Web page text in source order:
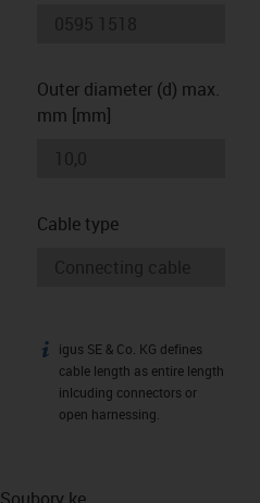
Outer diameter (d) max.
mm [mm]
Cable type
igus-icon-info
igus SE & Co. KG defines
cable length as entire length
inlcuding connectors or
open harnessing.
Soubory ke